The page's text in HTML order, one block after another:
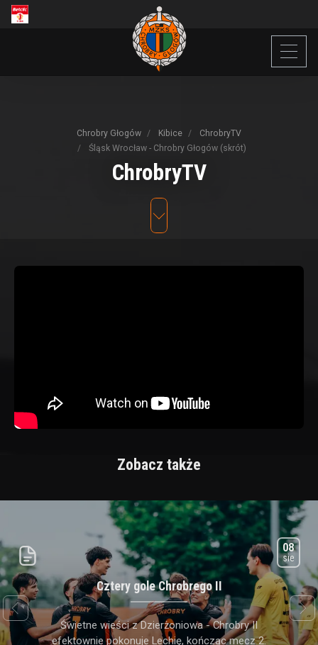
Chrobry Głogów Kibice
ChrobryTV
Śląsk Wrocław - Chrobry Głogów (skrót)
ChrobryTV
Zobacz także
prev next
08
sie
Cztery gole Chrobrego II
Świetne wieści z Dzierżoniowa - Chrobry II
efektownie pokonuje Lechię, kończąc mecz 2.